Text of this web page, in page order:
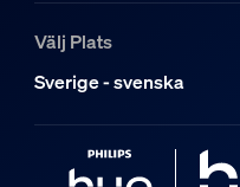
Välj Plats
Sverige - svenska